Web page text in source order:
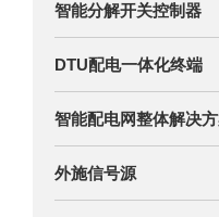
智能分解开关控制器
DTU配电一体化终端
智能配电网整体解决
外施信号源